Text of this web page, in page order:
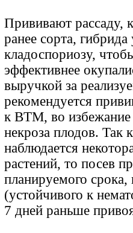
Прививают рассаду,
ранее сорта,
кладоспориозу,
эффективнее
выручкой за
рекомендуется
к ВТМ, во избежание
некроза плодов. Так
наблюдается
растений, то посев
планируемого
(устойчивого к
7 дней раньше